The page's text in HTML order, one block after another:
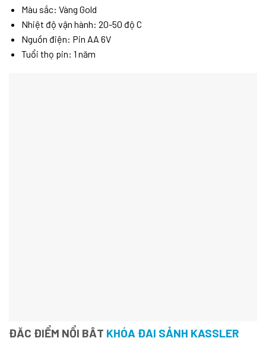
Màu sắc: Vàng Gold
Nhiệt độ vận hành: 20-50 độ C
Nguồn điện: Pin AA 6V
Tuổi thọ pin: 1 năm
ĐẶC ĐIỂM NỔI BẬT KHÓA ĐẠI SẢNH KASSLER